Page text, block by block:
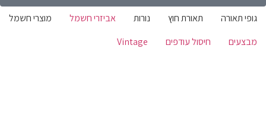
תאורה תאורת חוץ נורות אביזרי חשמל
מוצרי חשמל
חיסול עודפים Vintage